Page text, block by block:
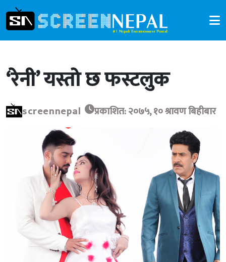
‘रेनी’ यस्तो छ फस्टलुक
screennepal प्रकाशित: २०७५, १० श्रावण बिहीबार